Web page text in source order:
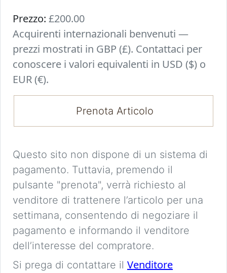
Prezzo: £200.00
Acquirenti internazionali benvenuti —
prezzi mostrati in GBP (£). Contattaci per
conoscere i valori equivalenti in USD ($) o
EUR (€).
Prenota Articolo
Questo sito non dispone di un sistema di
pagamento. Tuttavia, premendo il
pulsante "prenota", verrà richiesto al
venditore di trattenere l’articolo per una
settimana, consentendo di negoziare il
pagamento e informando il venditore
dell’interesse del compratore.
Si prega di contattare il Venditore